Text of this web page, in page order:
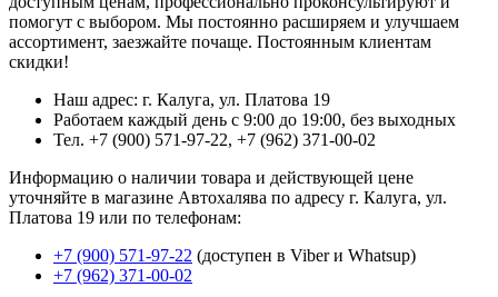
помогут с выбором. Мы постоянно расширяем и улучшаем
ассортимент, заезжайте почаще. Постоянным клиентам
скидки!
Наш адрес: г. Калуга, ул. Платова 19
Работаем каждый день с 9:00 до 19:00, без выходных
Тел. +7 (900) 571-97-22, +7 (962) 371-00-02
Информацию о наличии товара и действующей цене
уточняйте в магазине Автохалява по адресу г. Калуга, ул.
Платова 19 или по телефонам:
+7 (900) 571-97-22 (доступен в Viber и Whatsup)
+7 (962) 371-00-02